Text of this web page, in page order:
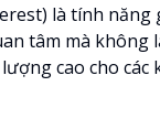
là tính
tâm mà
lượng cao cho